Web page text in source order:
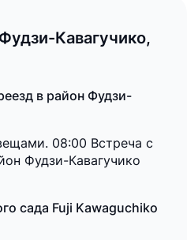
Кавагучико,
в район Фудзи-
08:00 Встреча с
Фудзи-Кавагучико
сада Fuji Kawaguchiko